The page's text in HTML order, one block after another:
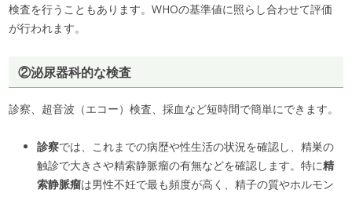
検査を行うこともあります。WHOの基準値に照らし合わせて評価
が行われます。
②泌尿器科的な検査
診察、超音波（エコー）検査、採血など短時間で簡単にできます。
診察では、これまでの病歴や性生活の状況を確認し、精巣の
触診で大きさや精索静脈瘤の有無などを確認します。特に精
索静脈瘤は男性不妊で最も頻度が高く、精子の質やホルモン